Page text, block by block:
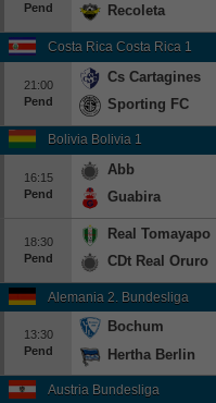
Pend
Recoleta
Costa Rica Costa Rica 1
21:00
Pend
Cs Cartagines
Sporting FC
Bolivia Bolivia 1
16:15
Pend
Abb
Guabira
18:30
Pend
Real Tomayapo
CDt Real Oruro
Alemania 2. Bundesliga
13:30
Pend
Bochum
Hertha Berlin
Austria Bundesliga